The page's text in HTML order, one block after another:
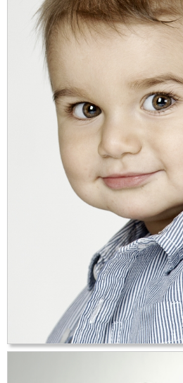
Születésnapi fotózás [2]
Karácsonyi fotózás [20]
Nyuszis fotózás [1]
Kapcsolat